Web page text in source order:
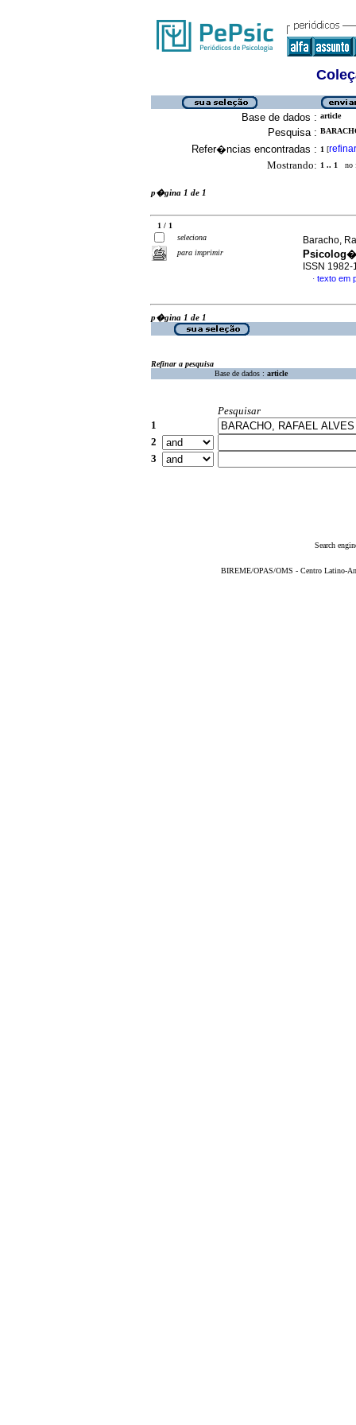
Base de dados : article
Pesquisa :
Refer�ncias encontradas : 1 [refinar
Mostrando: 1 .. 1 no
p�gina 1 de 1
1 / 1
seleciona
para imprimir
Baracho,
ISSN 1982-
· texto em
p�gina 1 de 1
Refinar a pesquisa
Base de dados : article
Pesquisar
1
2
3
Search
BIREME/OPAS/OMS - Centro Latino-